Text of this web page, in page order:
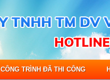
CÔNG TRÌNH ĐÃ THI CÔNG